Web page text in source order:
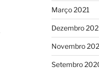
Março 2021
Dezembro
Novembro
Setembro